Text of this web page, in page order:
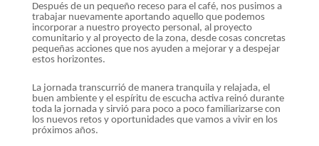
Después de un pequeño receso para el café, nos pusimos a
trabajar nuevamente aportando aquello que podemos
incorporar a nuestro proyecto personal, al proyecto
comunitario y al proyecto de la zona, desde cosas concretas
pequeñas acciones que nos ayuden a mejorar y a despejar
estos horizontes.
La jornada transcurrió de manera tranquila y relajada, el
buen ambiente y el espíritu de escucha activa reinó durante
toda la jornada y sirvió para poco a poco familiarizarse con
los nuevos retos y oportunidades que vamos a vivir en los
próximos años.